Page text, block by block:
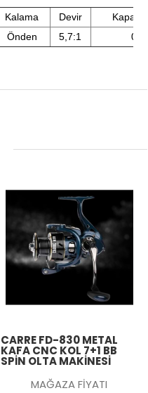
Kalama Devir
Önden 5,7:1
CARRE FD-830 METAL
KAFA CNC KOL 7+1 BB
SPIN OLTA MAKINESI
MAĞAZA FİYATI